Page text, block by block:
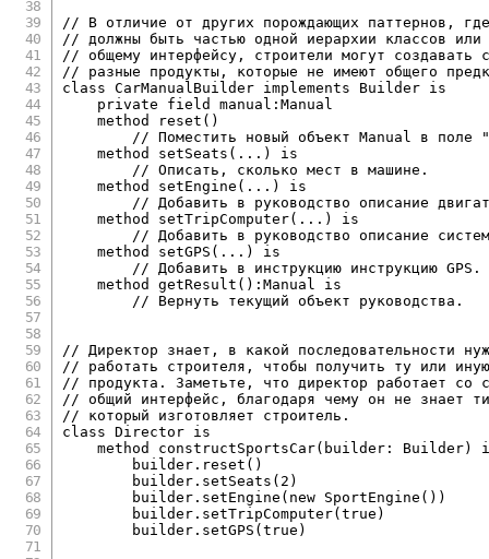
// В отличие от других порождающих паттернов ,
//
// общему интерфейсу ,
// разные продукты ,
которые не имеют общего
class
CarManualBuilder implements Builder is
    private field manual
:Manual
    method reset
( )
// Поместить новый объект Manual в поле
    method setSeats
( . . . )
is
// Описать , сколько мест в машине .
    method setEngine
( . . . )
is
// Добавить в руководство описание
    method setTripComputer
( . . . )
is
// Добавить в руководство описание
    method setGPS
( . . . )
is
// Добавить в инструкцию инструкцию GPS .
    method getResult
( ) :Manual is
// Вернуть текущий объект руководства .
// Директор знает ,
// работать строителя ,
// продукта . Заметьте ,
// общий интерфейс ,
благодаря чему он не знает
// который изготовляет строитель .
class
Director is
    method constructSportsCar
( builder : Builder)
        builder
. reset ( )
        builder
. setSeats ( 2 )
        builder
. setEngine ( new SportEngine ( ) )
        builder
. setTripComputer(true )
        builder
. setGPS (true )